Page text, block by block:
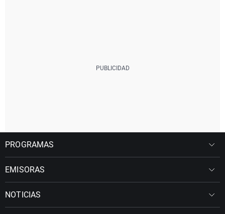
PROGRAMAS
EMISORAS
NOTICIAS